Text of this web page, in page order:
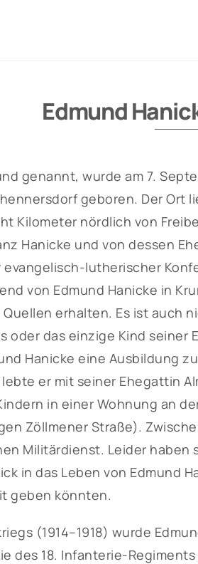
Edmund
genannt, wurde am 7.
geboren. Der Ort
Kilometer nördlich von
Hanicke und von dessen
evangelisch-lutherischer
von Edmund Hanicke in
erhalten. Es ist auch
oder das einzige Kind seiner
Hanicke eine Ausbildung
er mit seiner Ehegattin
in einer Wohnung an
Zöllmener Straße).
Militärdienst. Leider haben
in das Leben von Edmund
geben könnten.
(1914–1918) wurde
des 18. Infanterie-